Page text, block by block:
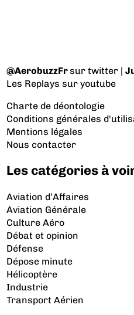
@AerobuzzFrsur twitter |
Les Replays sur youtube
Charte de déontologie
Conditions générales
Mentions légales
Nous contacter
Les catégories à
Aviation d’Affaires
Aviation Générale
Culture Aéro
Débat et opinion
Défense
Dépose minute
Hélicoptère
Industrie
Transport Aérien